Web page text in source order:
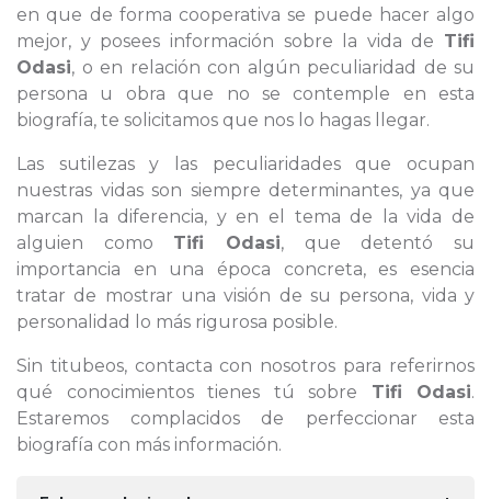
en que de forma cooperativa se puede hacer algo
mejor, y posees información sobre la vida de Tifi
Odasi, o en relación con algún peculiaridad de su
persona u obra que no se contemple en esta
biografía, te solicitamos que nos lo hagas llegar.
Las sutilezas y las peculiaridades que ocupan
nuestras vidas son siempre determinantes, ya que
marcan la diferencia, y en el tema de la vida de
alguien como Tifi Odasi, que detentó su
importancia en una época concreta, es esencia
tratar de mostrar una visión de su persona, vida y
personalidad lo más rigurosa posible.
Sin titubeos, contacta con nosotros para referirnos
qué conocimientos tienes tú sobre Tifi Odasi.
Estaremos complacidos de perfeccionar esta
biografía con más información.